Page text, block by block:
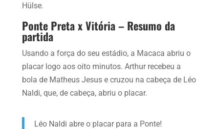
Hülse.
Ponte Preta x Vitória – Resumo da
partida
Usando a força do seu estádio, a Macaca abriu o
placar logo aos oito minutos. Arthur recebeu a
bola de Matheus Jesus e cruzou na cabeça de Léo
Naldi, que, de cabeça, abriu o placar.
Léo Naldi abre o placar para a Ponte!